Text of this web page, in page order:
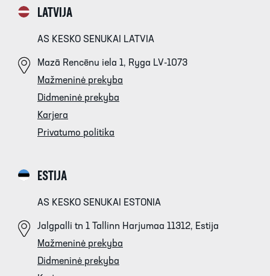
LATVIJA
AS KESKO SENUKAI LATVIA
Mazā Rencēnu iela 1, Ryga LV-1073
Mažmeninė prekyba
Didmeninė prekyba
Karjera
Privatumo politika
ESTIJA
AS KESKO SENUKAI ESTONIA
Jalgpalli tn 1 Tallinn Harjumaa 11312, Estija
Mažmeninė prekyba
Didmeninė prekyba